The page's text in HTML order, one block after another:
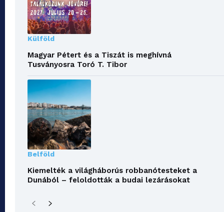
Külföld
Magyar Pétert és a Tiszát is meghívná
Tusványosra Toró T. Tibor
Belföld
Kiemelték a világháborús robbanótesteket a
Dunából – feloldották a budai lezárásokat